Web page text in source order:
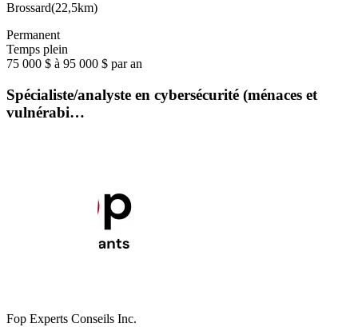
Brossard(22,5km)
Permanent
Temps plein
75 000 $ à 95 000 $ par an
Spécialiste/analyste en cybersécurité (ménaces et
vulnérabi…
Fop Experts Conseils Inc.